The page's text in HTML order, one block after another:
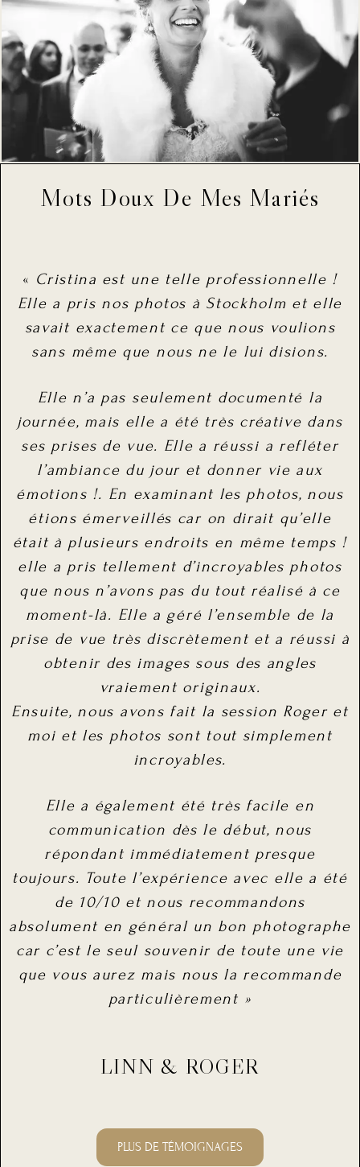
Mots Doux De Mes Mariés
« Cristina est une telle professionnelle !
Elle a pris nos photos à Stockholm et elle
savait exactement ce que nous voulions
sans même que nous ne le lui disions.
Elle n’a pas seulement documenté la
journée, mais elle a été très créative dans
ses prises de vue. Elle a réussi a refléter
l’ambiance du jour et donner vie aux
émotions !. En examinant les photos, nous
étions émerveillés car on dirait qu’elle
était à plusieurs endroits en même temps !
elle a pris tellement d’incroyables photos
que nous n’avons pas du tout réalisé à ce
moment-là. Elle a géré l’ensemble de la
prise de vue très discrètement et a réussi à
obtenir des images sous des angles
vraiement originaux.
Ensuite, nous avons fait la session Roger et
moi et les photos sont tout simplement
incroyables.
Elle a également été très facile en
communication dès le début, nous
répondant immédiatement presque
toujours. Toute l’expérience avec elle a été
de 10/10 et nous recommandons
absolument en général un bon photographe
car c’est le seul souvenir de toute une vie
que vous aurez mais nous la recommande
particulièrement »
LINN & ROGER
PLUS DE TÉMOIGNAGES